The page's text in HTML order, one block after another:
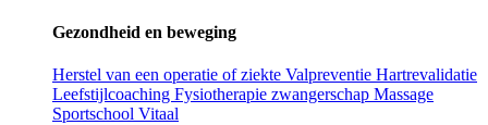
Gezondheid en beweging
Herstel van een operatie of ziekte Valpreventie Hartrevalidatie
Leefstijlcoaching Fysiotherapie zwangerschap Massage
Sportschool Vitaal